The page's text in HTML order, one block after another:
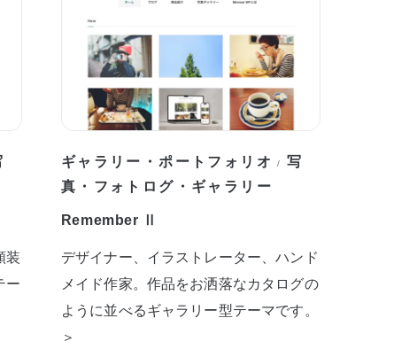
装
ー
ギャラリー・ポートフォリオ /写
真・フォトログ・ギャラリー
Remember Ⅱ
デザイナー、イラストレーター、ハンド
メイド作家。作品をお洒落なカタログの
ように並べるギャラリー型テーマです。
＞